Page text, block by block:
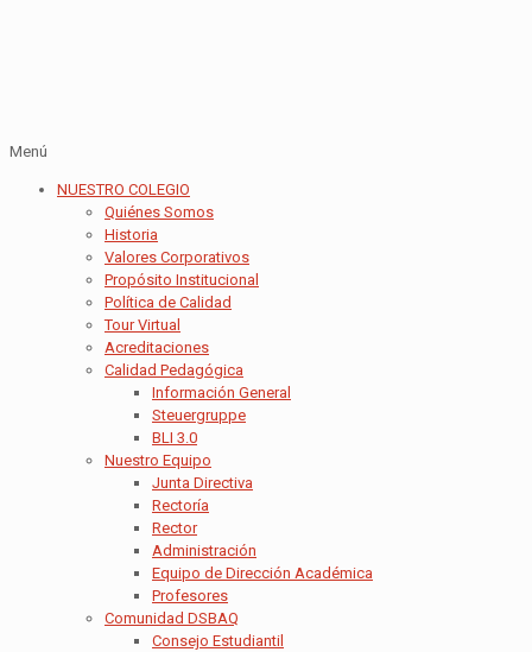
Menú
NUESTRO COLEGIO
Quiénes Somos
Historia
Valores Corporativos
Propósito Institucional
Política de Calidad
Tour Virtual
Acreditaciones
Calidad Pedagógica
Información General
Steuergruppe
BLI 3.0
Nuestro Equipo
Junta Directiva
Rectoría
Rector
Administración
Equipo de Dirección Académica
Profesores
Comunidad DSBAQ
Consejo Estudiantil